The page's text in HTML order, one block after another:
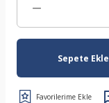
Sepete Ekle